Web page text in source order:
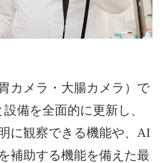
カメラ・大腸カメラ）で
備を全面的に更新し、
に観察できる機能や、AI
補助する機能を備えた最